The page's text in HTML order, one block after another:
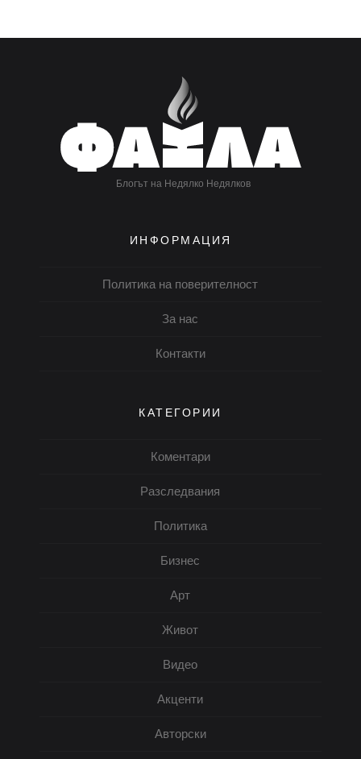
Блогът на Недялко Недялков
ИНФОРМАЦИЯ
Политика на поверителност
За нас
Контакти
КАТЕГОРИИ
Коментари
Разследвания
Политика
Бизнес
Арт
Живот
Видео
Акценти
Авторски